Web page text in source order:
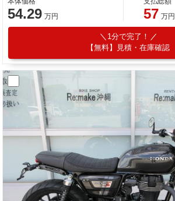
54.29 万円 57 万円
1分で完了！
【無料】見積・在庫確認